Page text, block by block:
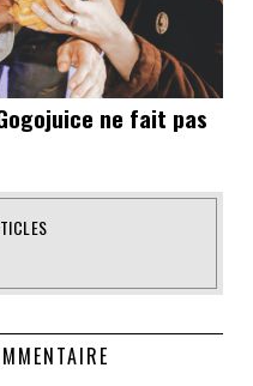
ne fait pas